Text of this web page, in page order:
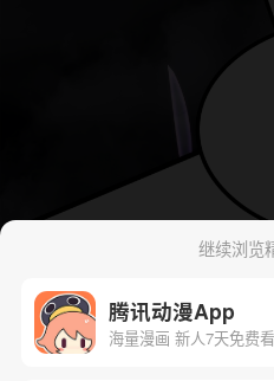
继续浏览
腾讯动漫App
海量漫画 新人7天免费看